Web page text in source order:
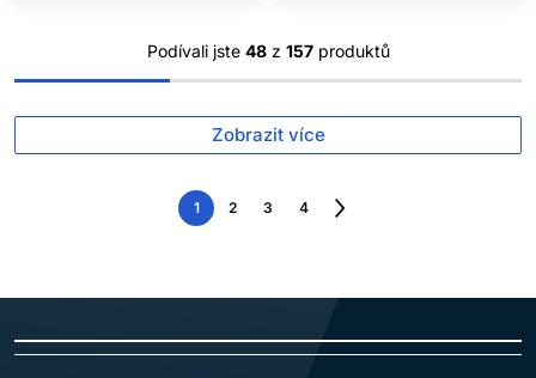
Podívali jste 48z 157produktů
Zobrazit více
1 2 3 4
Následující